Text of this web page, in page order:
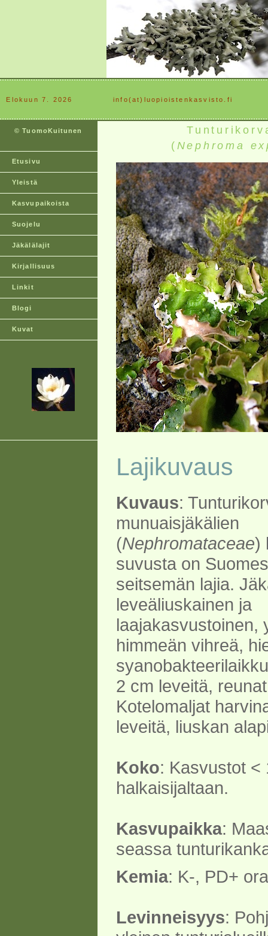
Elokuun 7. 2026 ............info(at)luopioistenkasvisto.fi
© TuomoKuitunen
Etusivu
Yleistä
Kasvupaikoista
Suojelu
Jäkälälajit
Kirjallisuus
Linkit
Blogi
Kuvat
( Nephroma
Lajikuvaus
Kuvaus:
munuaisjäkälien
(Nephromataceae)
suvusta on
seitsemän lajia.
leveäliuskainen ja
laajakasvustoinen,
himmeän vihreä,
2 cm leveitä,
Kotelomaljat
leveitä, liuskan
Koko: Kasvustot <
halkaisijaltaan.
Kasvupaikka:
seassa
Kemia: K-, PD+
Levinneisyys: